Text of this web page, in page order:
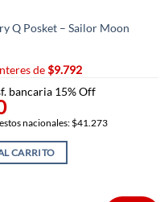
Q Posket – Sailor Moon
de$9.792
bancaria 15% Off
nacionales: $41.273
CARRITO